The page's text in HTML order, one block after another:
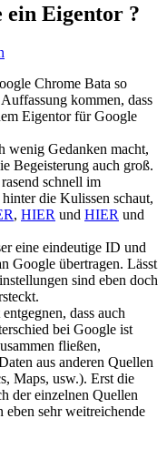
ein Eigentor ?
Chrome Bata so
kommen, dass
Eigentor für Google
wenig Gedanken macht,
Begeisterung auch groß.
schnell im
die Kulissen schaut,
, HIER und HIER und
eine eindeutige ID und
Google übertragen. Lässt
sind eben doch
dass auch
bei Google ist
fließen,
aus anderen Quellen
Maps, usw.). Erst die
der einzelnen Quellen
sehr weitreichende